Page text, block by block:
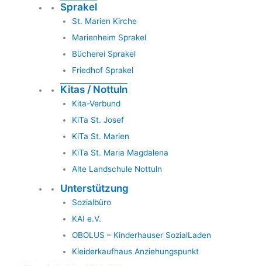
Sprakel
St. Marien Kirche
Marienheim Sprakel
Bücherei Sprakel
Friedhof Sprakel
Kitas / Nottuln
Kita-Verbund
KiTa St. Josef
KiTa St. Marien
KiTa St. Maria Magdalena
Alte Landschule Nottuln
Unterstützung
Sozialbüro
KAI e.V.
OBOLUS – Kinderhauser SozialLaden
Kleiderkaufhaus Anziehungspunkt